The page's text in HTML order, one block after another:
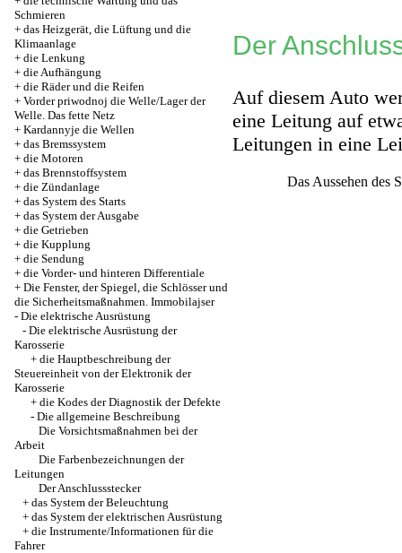
Schmieren
+ das Heizgerät, die Lüftung und die
Klimaanlage
+ die Lenkung
+ die Aufhängung
+ die Räder und die Reifen
+ Vorder priwodnoj die Welle/Lager der
Welle. Das fette Netz
+ Kardannyje die Wellen
+ das Bremssystem
+ die Motoren
+ das Brennstoffsystem
+ die Zündanlage
+ das System des Starts
+ das System der Ausgabe
+ die Getrieben
+ die Kupplung
+ die Sendung
+ die Vorder- und hinteren Differentiale
+ Die Fenster, der Spiegel, die Schlösser und
die Sicherheitsmaßnahmen. Immobilajser
- Die elektrische Ausrüstung
- Die elektrische Ausrüstung der
Karosserie
+ die Hauptbeschreibung der
Steuereinheit von der Elektronik der
Karosserie
+ die Kodes der Diagnostik der Defekte
- Die allgemeine Beschreibung
Die Vorsichtsmaßnahmen bei der
Arbeit
Die Farbenbezeichnungen der
Leitungen
Der Anschlussstecker
+ das System der Beleuchtung
+ das System der elektrischen Ausrüstung
+ die Instrumente/Informationen für die
Fahrer
Der
Auf diesem Auto
eine Leitung auf
Leitungen in eine
Das Aussehen des